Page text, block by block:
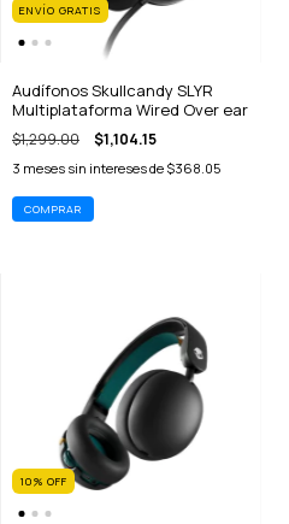
ENVÍO GRATIS
Audífonos Skullcandy SLYR
Multiplataforma Wired Over ear
$1,299.00 $1,104.15
3 meses sin intereses de $368.05
10% OFF